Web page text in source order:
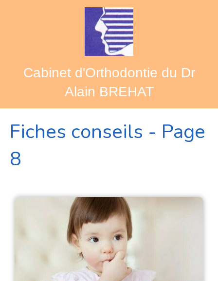
Cabinet d'Orthodontie du Dr
Alain BREHAT
Fiches conseils - Page
8